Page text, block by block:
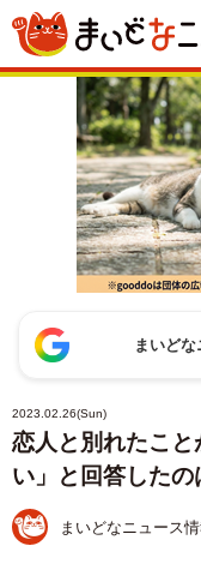
まいど
2023.02.26(Sun)
恋人と別れたこ
い」と回答した
まいどなニュース